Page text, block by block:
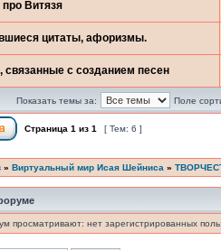
про Витязя
цитаты, афоризмы.
связанные с созданием песен
Показать темы за: Поле
Страница 1 из 1 [ Тем: 6 ]
» Виртуальный мир Исая Шейниса »
просматривают: нет зарегистрированных